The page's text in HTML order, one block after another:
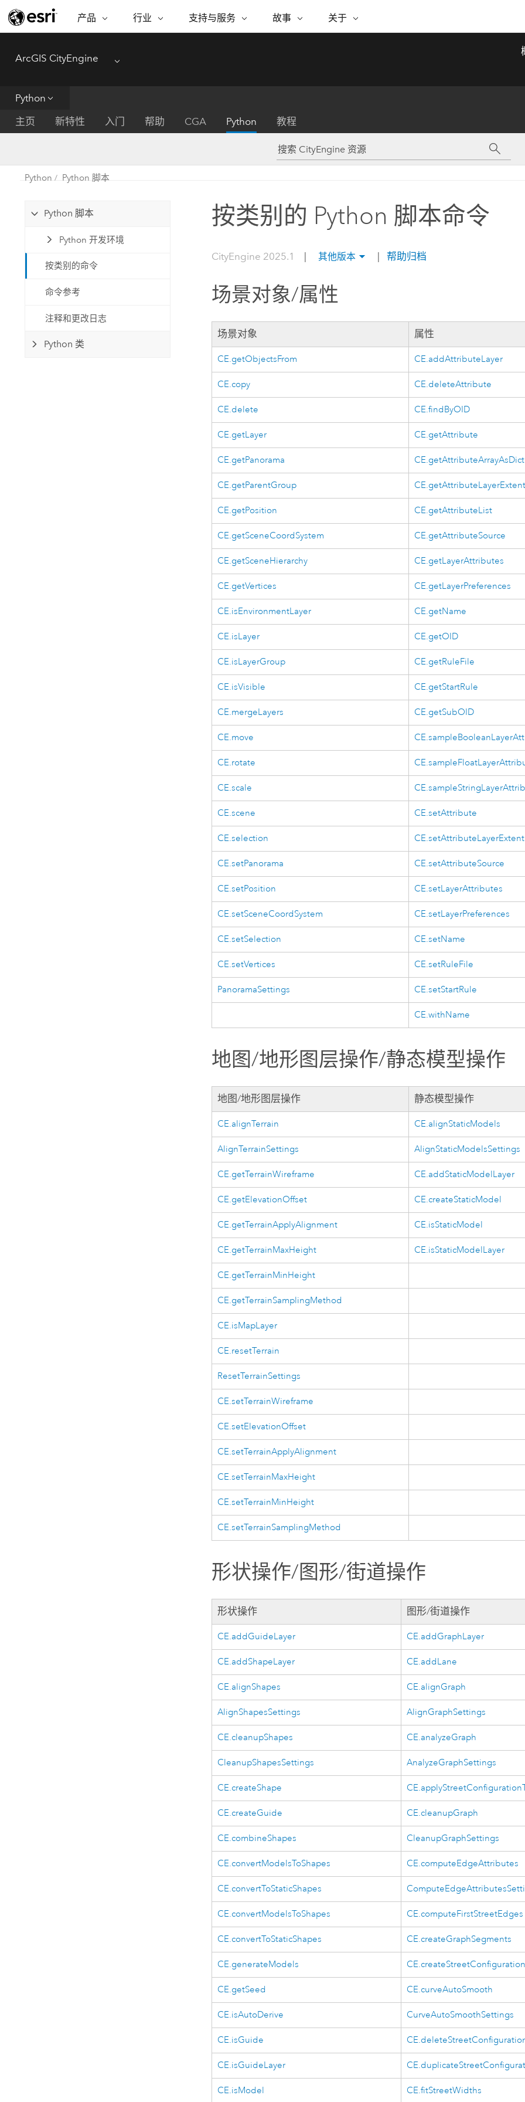
产品
ARCGIS
ArcGIS 概览
完整的 SaaS 制图平台
ArcGIS Enterprise
开发者技术
构建制图和空间分析应用程序
功能
将位置引入分析
集成、编辑和共享空间数据
Esri 产品、合作伙伴产品和开发
行业
行业
保护
州和地方政府
交通运输
专题倡议
基础设施管理
者了解基础设施工程与周围环境的关系。
探索基础设施管理
支持与服务
支持与服务 自助服务
文档
My Esri
故事
ESRI 故事
现实世界的全球 GIS 创新
客
行业新闻和 ArcGIS 更新
所有故事
关于
关于 ESRI
合作伙伴
招贤纳士
联系我们
ArcGIS CityEngine Menu
Python
主页
新特性 入门 帮助 CGA Python 教程
Python Python 脚本
Python 脚本
Python 开发环境
按类别的命令
命令参考
注释和更改日志
Python 类
按类别的 Python 脚本命令
CityEngine 2025.1 其他版本 帮助归档
场景对象/属性
场景对象 属性
CE.getObjectsFrom CE.addAttributeLayer
CE.copy CE.deleteAttribute
CE.delete CE.findByOID
CE.getLayer CE.getAttribute
CE.getPanorama CE.getAttributeArrayAsDict
CE.getParentGroup
CE.getPosition CE.getAttributeList
CE.getSceneCoordSystem CE.getAttributeSource
CE.getSceneHierarchy CE.getLayerAttributes
CE.getVertices CE.getLayerPreferences
CE.isEnvironmentLayer CE.getName
CE.isLayer CE.getOID
CE.isLayerGroup CE.getRuleFile
CE.isVisible CE.getStartRule
CE.mergeLayers CE.getSubOID
CE.move
CE.rotate
CE.scale
CE.scene CE.setAttribute
CE.selection
CE.setPanorama CE.setAttributeSource
CE.setPosition CE.setLayerAttributes
CE.setSceneCoordSystem CE.setLayerPreferences
CE.setSelection CE.setName
CE.setVertices CE.setRuleFile
PanoramaSettings CE.setStartRule
CE.withName
地图/地形图层操作/静态模型操作
地图/地形图层操作 静态模型操作
CE.alignTerrain CE.alignStaticModels
AlignTerrainSettings AlignStaticModelsSettings
CE.getTerrainWireframe CE.addStaticModelLayer
CE.getElevationOffset CE.createStaticModel
CE.getTerrainApplyAlignment CE.isStaticModel
CE.getTerrainMaxHeight CE.isStaticModelLayer
CE.getTerrainMinHeight
CE.getTerrainSamplingMethod
CE.isMapLayer
CE.resetTerrain
ResetTerrainSettings
CE.setTerrainWireframe
CE.setElevationOffset
CE.setTerrainApplyAlignment
CE.setTerrainMaxHeight
CE.setTerrainMinHeight
CE.setTerrainSamplingMethod
形状操作/图形/街道操作
形状操作 图形/街道操作
CE.addGuideLayer CE.addGraphLayer
CE.addShapeLayer CE.addLane
CE.alignShapes CE.alignGraph
AlignShapesSettings AlignGraphSettings
CE.cleanupShapes CE.analyzeGraph
CleanupShapesSettings AnalyzeGraphSettings
CE.createShape
CE.createGuide CE.cleanupGraph
CE.combineShapes CleanupGraphSettings
CE.convertModelsToShapes CE.computeEdgeAttributes
CE.convertToStaticShapes
CE.convertModelsToShapes CE.computeFirstStreetEdges
CE.convertToStaticShapes CE.createGraphSegments
CE.generateModels
CE.getSeed CE.curveAutoSmooth
CE.isAutoDerive CurveAutoSmoothSettings
CE.isGuide
CE.isGuideLayer
CE.isModel CE.fitStreetWidths